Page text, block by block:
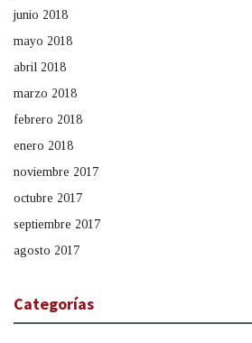
junio 2018
mayo 2018
abril 2018
marzo 2018
febrero 2018
enero 2018
noviembre 2017
octubre 2017
septiembre 2017
agosto 2017
Categorías